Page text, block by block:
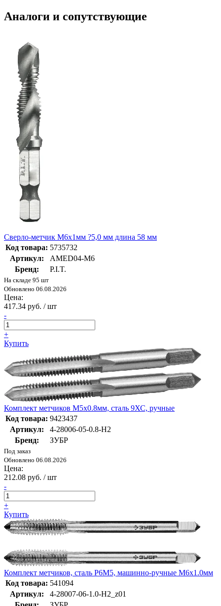
Аналоги и сопутствующие
Сверло-метчик M6x1мм ?5,0 мм длина 58 мм
Код товара: 5735732
Артикул:
AMED04-M6
Бренд:
P.I.T.
На складе 95 шт
Обновлено 06.08.2026
Цена:
417.34 руб. / шт
-
+
Купить
Комплект метчиков М5x0.8мм, сталь 9ХС, ручные
Код товара: 9423437
Артикул:
4-28006-05-0.8-H2
Бренд:
ЗУБР
Под заказ
Обновлено 06.08.2026
Цена:
212.08 руб. / шт
-
+
Купить
Комплект метчиков, сталь Р6М5, машинно-ручные М6x1.0мм
Код товара: 541094
Артикул:
4-28007-06-1.0-H2_z01